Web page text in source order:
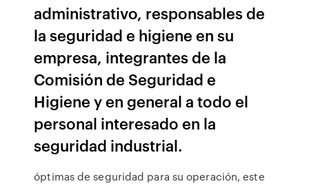
administrativo, responsables de
la seguridad e higiene en su
empresa, integrantes de la
Comisión de Seguridad e
Higiene y en general a todo el
personal interesado en la
seguridad industrial.
óptimas de seguridad para su operación, este